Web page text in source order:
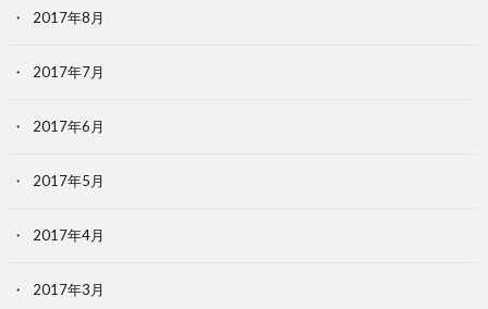
2017年8月
2017年7月
2017年6月
2017年5月
2017年4月
2017年3月